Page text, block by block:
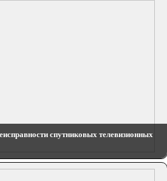
спутниковых телевизионных